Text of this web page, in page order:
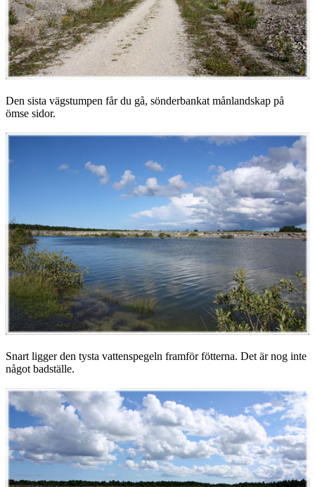
Den sista vägstumpen får du gå, sönderbankat månlandskap på
ömse sidor.
Snart ligger den tysta vattenspegeln framför fötterna. Det är nog inte
något badställe.